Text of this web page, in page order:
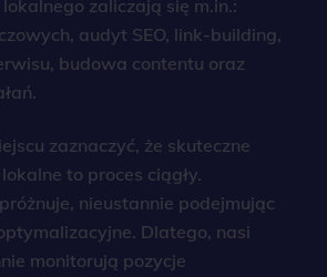
zaliczają się m.in.:
audyt SEO, link-building,
budowa contentu oraz
zaznaczyć, że skuteczne
to proces ciągły.
nieustannie podejmując
Dlatego, nasi
monitorują pozycje